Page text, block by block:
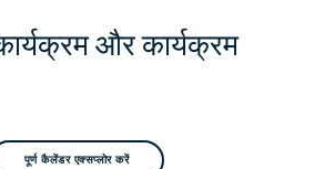
और कार्यक्रम
पूर्ण कैलेंडर एक्सप्लोर करें